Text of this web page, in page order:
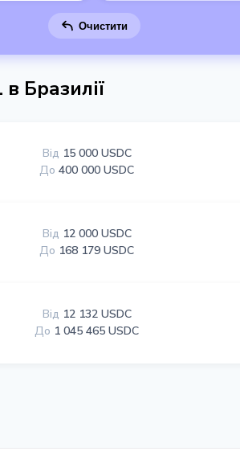
Очистити
Бразилії
Від 15 000 USDC
До 400 000 USDC
Від 12 000 USDC
До 168 179 USDC
Від 12 132 USDC
До 1 045 465 USDC